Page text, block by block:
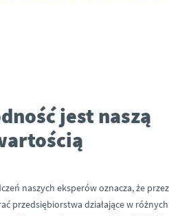
jest naszą
naszych eksperów oznacza, że przez
przedsiębiorstwa działające w różnych